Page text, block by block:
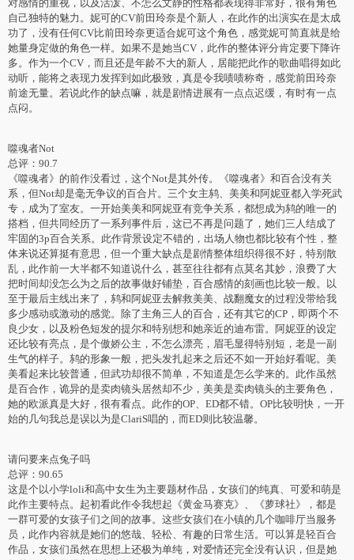
对感情的重视，以及活泼、不怎么文静的性格都表现得非常好，很有角色
自己独特的魅力。妮可的CV前田玲奈是个新人，在此作的出演实在是太成
功了，没有任何CV比前田玲奈更适合妮可这个角色，感觉妮可简直就是给
她量身定做的角色一样。如果不是她当CV，此作的整体评分肯定要下降许
多。作为一个CV，而且还是年龄不大的新人，居能把此作的歌曲唱得如此
动听，能将之表现力发挥到如此极致，真是令我啧啧称奇，感觉前田玲奈
前途无量。若说此作的缺点嘛，就是剧情进展有一点点迟缓，有时有一点
点闷。
噬魂者Not
总评：90.7
《噬魂者》的前作没看过，这个Not是其外传。《噬魂者》和百合没有关
系，但Not却是毫无争议的百合片。三个女主鸫、美美和阿妮亚都入学死武
专，成为了室友。一开始美美和阿妮亚有竞争关系，都想成为鸫的唯一的
搭档，但共同经历了一系列事件后，这已不再是问题了，她们三人结成了
牢固的3p百合关系。此作背景设定不错的，出场人物也都比较有个性，整
体来说还算挺有意思，但一个重大缺点是剧情整体组织得很不好，特别散
乱，此作前一大半都不知道说什么，甚至往往都有点莫名其妙，浪费了大
把时间却没怎么为之后的故事做好铺垫，百合感情的刻画也比较一般。以
至于最后主线出来了，鸫和阿妮亚去解救美美、战翻魔女的过程没带给我
多少感动或激动的感觉。除了主角三人的百合，还有其它的CP，即两个不
良少女，以及粉色短发的提尔和特别想和她亲近的迪布雷。阿妮亚的设定
还比较有亮点，是个傲娇公主，不怎么漂亮，眉毛显得特别短，老是一副
生气的样子。鸫的形象一般，把头发扎起来之后还不如一开始好看呢。美
美看起来比较普通，但武功却很不简单，不知道是怎么学来的。此作虽然
是百合作，诡异的是卖肉镜头居然却不少，美美是卖肉镜头的主要角色，
她的欧派真是大好，很有看点。此作的OP、ED都不错。OP比较明快，一开
始的几句我总是误以为是ClariS唱的，而ED则比较温馨。
请问要来点兔子吗
总评：90.65
这是个以小学loli和高中女生为主要题材作品，女孩们的纯真、可爱和萌是
此作主要特点。起初看此作令我想起《黄金马赛克》、《萝球社》，都是
一群可爱的女孩子们之间的故事。这些女孩们在小镇的几个咖啡厅当服务
员，此作内容就是她们的悠哉、轻松、有趣的日常生活。可以算是轻百合
作品，女孩们虽然在思想上还极为单纯，对爱情还完全没有认识，但是她